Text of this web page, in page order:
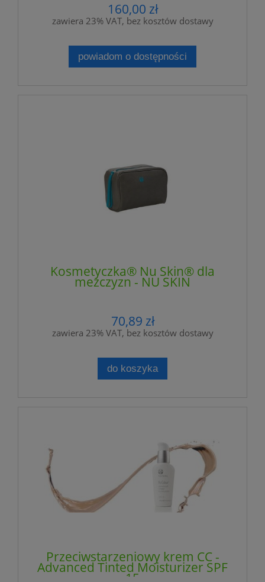
160,00 zł
zawiera 23% VAT, bez kosztów dostawy
powiadom o dostępności
Kosmetyczka® Nu Skin® dla
meżczyzn - NU SKIN
70,89 zł
zawiera 23% VAT, bez kosztów dostawy
do koszyka
Przeciwstarzeniowy krem CC -
Advanced Tinted Moisturizer SPF
15